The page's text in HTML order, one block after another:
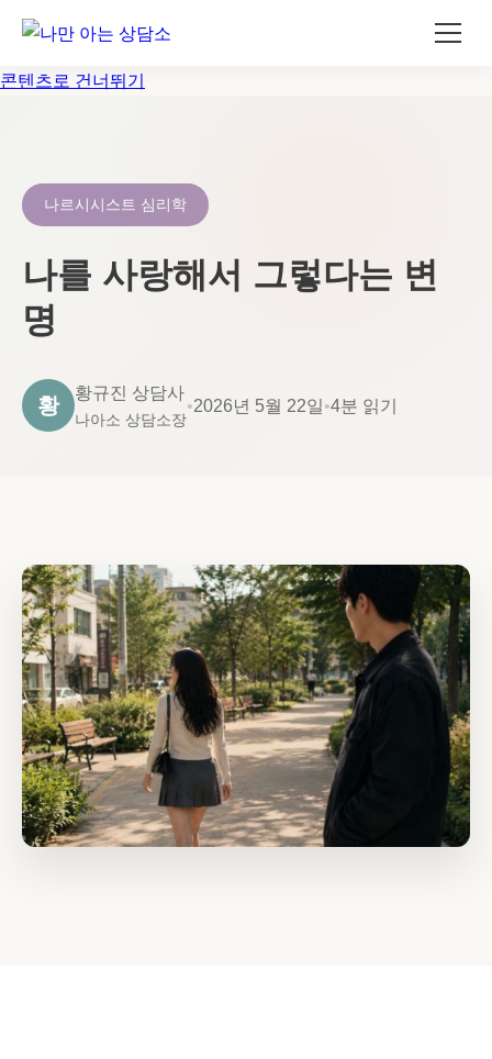
콘텐츠로 건너뛰기
나르시시스트 심리학
나를 사랑해서 그렇다는 변
명
황
황규진 상담사
나아소 상담소장
•2026년 5월 22일•4분 읽기